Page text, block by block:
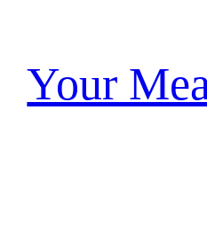
treściYour